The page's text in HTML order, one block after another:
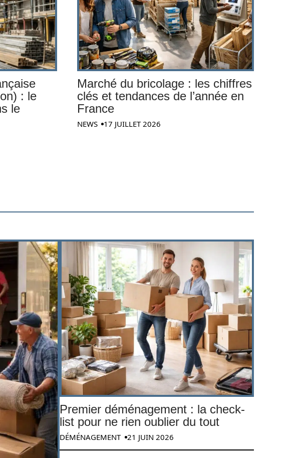
: le
le
Marché du bricolage : les chiffres
clés et tendances de l’année en
France
NEWS 17 JUILLET 2026
Premier déménagement : la check-
list pour ne rien oublier du tout
DÉMÉNAGEMENT 21 JUIN 2026